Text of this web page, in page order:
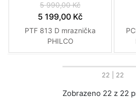
5 990,00 Kč
5 199,00 Kč
PTF 813 D mraznička
PHILCO
22 | 22
Zobrazeno 22 z 22